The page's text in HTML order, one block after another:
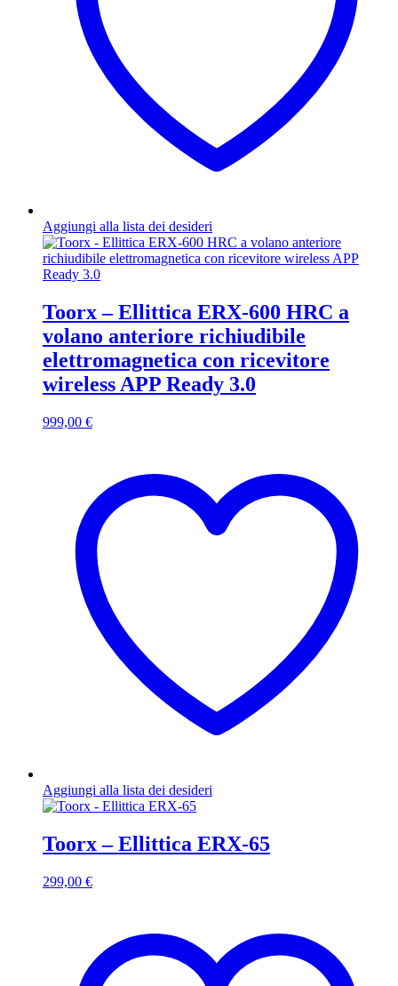
Aggiungi alla lista dei desideri
Toorx – Ellittica ERX-600 HRC a
volano anteriore richiudibile
elettromagnetica con ricevitore
wireless APP Ready 3.0
999,00 €
Aggiungi alla lista dei desideri
Toorx – Ellittica ERX-65
299,00 €